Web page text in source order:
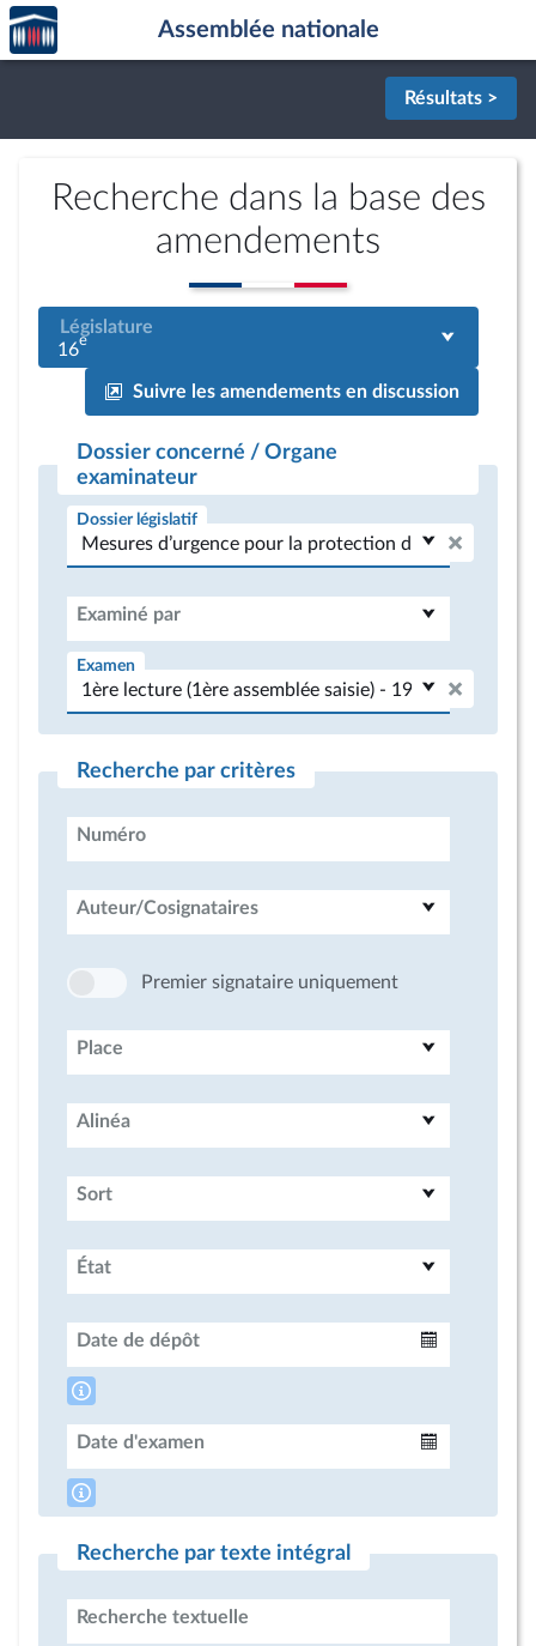
Aller au contenu
Aller en bas de la page
Accèder
à la
page
Assemblée nationale
Résultats >
Recherche dans la base des
amendements
Législature
16e
Suivre les amendements en discussion
Dossier concerné / Organe
examinateur
Dossier législatif
Examiné par
Examen
Recherche par critères
Numéro
Auteur/Cosignataires
Premier signataire uniquement
Place
Alinéa
Sort
État
Date de dépôt
Date d'examen
Recherche par texte intégral
Recherche textuelle